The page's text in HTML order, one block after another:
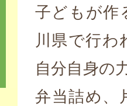
子どもが作
川県で行わ
自分自身の
弁当詰め、